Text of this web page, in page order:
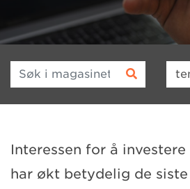
Søk i magasinet
Interessen for å
har økt betydelig de